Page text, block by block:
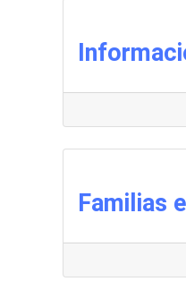
Familias